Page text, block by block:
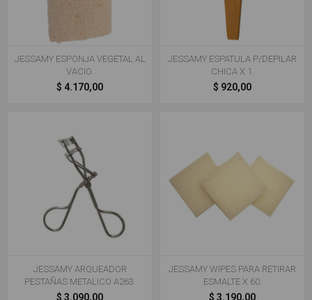
JESSAMY ESPONJA VEGETAL AL
VACIO.
$ 4.170,00
JESSAMY ESPATULA P/DEPILAR
CHICA X 1.
$ 920,00
JESSAMY ARQUEADOR
PESTAÑAS METALICO A263.
$ 3.090,00
JESSAMY WIPES PARA RETIRAR
ESMALTE X 60.
$ 3.190,00